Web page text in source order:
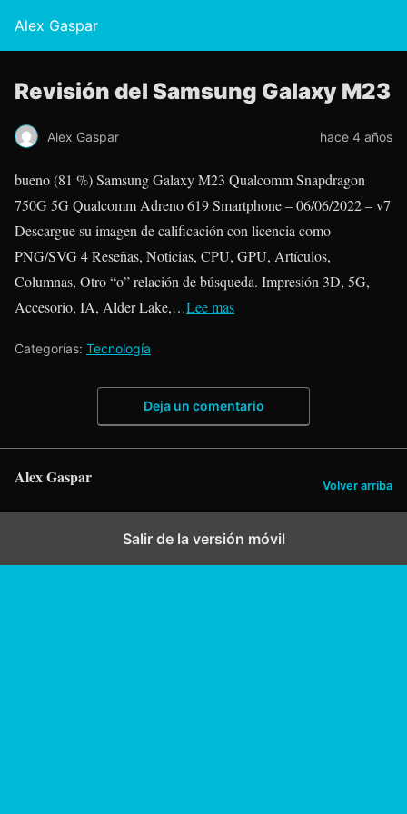
Alex Gaspar
Revisión del Samsung Galaxy M23
Alex Gaspar hace 4 años
bueno (81 %) Samsung Galaxy M23 Qualcomm Snapdragon
750G 5G Qualcomm Adreno 619 Smartphone – 06/06/2022 – v7
Descargue su imagen de calificación con licencia como
PNG/SVG 4 Reseñas, Noticias, CPU, GPU, Artículos,
Columnas, Otro “o” relación de búsqueda. Impresión 3D, 5G,
Accesorio, IA, Alder Lake,…Lee mas
Categorías: Tecnología
Deja un comentario
Alex Gaspar Volver arriba
Salir de la versión móvil